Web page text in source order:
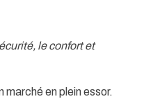
le confort et
marché en plein essor.